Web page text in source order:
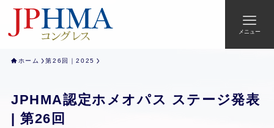
メニュー
ホーム 第26回｜2025
JPHMA認定ホメオパス ステージ発表
| 第26回